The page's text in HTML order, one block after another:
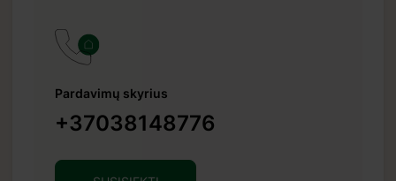
Pardavimų skyrius
+37038148776